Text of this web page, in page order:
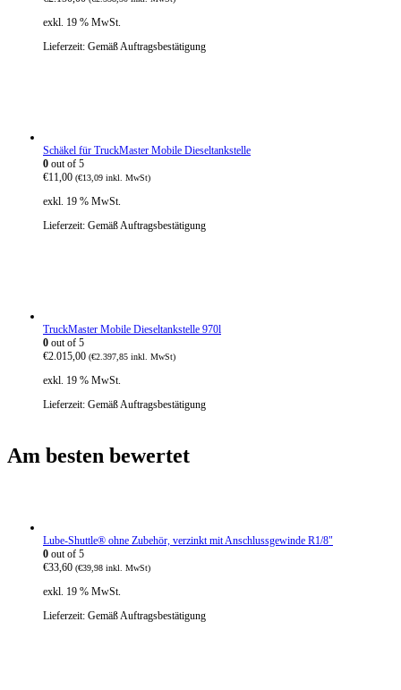
exkl. 19 % MwSt.
Lieferzeit: Gemäß Auftragsbestätigung
Schäkel für TruckMaster Mobile Dieseltankstelle
0 out of 5
€11,00 (€13,09 inkl. MwSt)
exkl. 19 % MwSt.
Lieferzeit: Gemäß Auftragsbestätigung
TruckMaster Mobile Dieseltankstelle 970l
0 out of 5
€2.015,00 (€2.397,85 inkl. MwSt)
exkl. 19 % MwSt.
Lieferzeit: Gemäß Auftragsbestätigung
Am besten bewertet
Lube-Shuttle® ohne Zubehör, verzinkt mit Anschlussgewinde R1/8"
0 out of 5
€33,60 (€39,98 inkl. MwSt)
exkl. 19 % MwSt.
Lieferzeit: Gemäß Auftragsbestätigung